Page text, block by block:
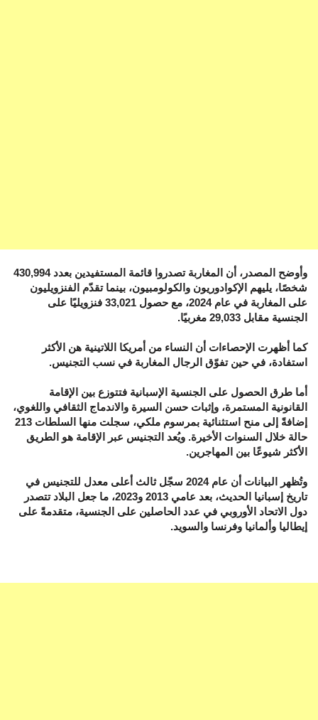
وأوضح المصدر، أن المغاربة تصدروا قائمة المستفيدين بعدد 430,994
شخصًا، يليهم الإكوادوريون والكولومبيون، بينما تقدّم الفنزويليون
على المغاربة في عام 2024، مع حصول 33,021 فنزويليًا على
الجنسية مقابل 29,033 مغربيًا.
كما أظهرت الإحصاءات أن النساء من أمريكا اللاتينية هن الأكثر
استفادة، في حين تفوّق الرجال المغاربة في نسب التجنيس.
أما طرق الحصول على الجنسية الإسبانية فتتوزع بين الإقامة
القانونية المستمرة، وإثبات حسن السيرة والاندماج الثقافي واللغوي،
إضافةً إلى منح استثنائية بمرسوم ملكي، سجلت منها السلطات 213
حالة خلال السنوات الأخيرة. ويُعد التجنيس عبر الإقامة هو الطريق
الأكثر شيوعًا بين المهاجرين.
وتُظهر البيانات أن عام 2024 سجّل ثالث أعلى معدل للتجنيس في
تاريخ إسبانيا الحديث، بعد عامي 2013 و2023، ما جعل البلاد تتصدر
دول الاتحاد الأوروبي في عدد الحاصلين على الجنسية، متقدمةً على
إيطاليا وألمانيا وفرنسا والسويد.